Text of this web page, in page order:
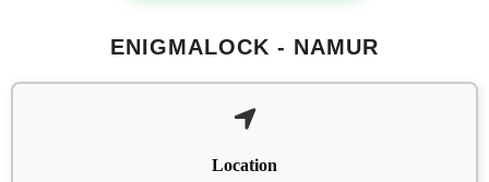
ENIGMALOCK - NAMUR
Location